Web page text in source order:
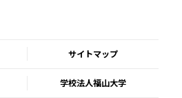
サイトマップ
学校法人福山大学